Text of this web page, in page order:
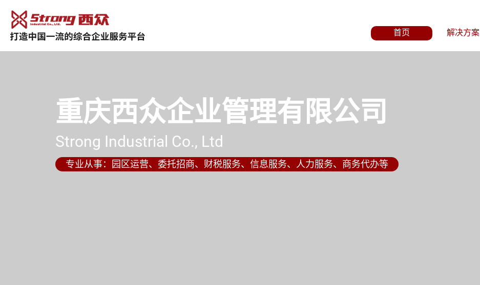
首页 解决方案
重庆西众企业管理有限公司
Strong Industrial Co., Ltd
专业从事：园区运营、委托招商、财税服务、信息服务、人力服务、商务代办等